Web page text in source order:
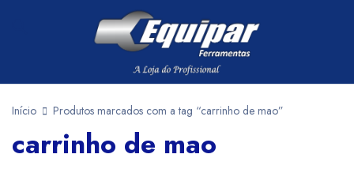
Início Produtos marcados com a tag “carrinho de mao”
carrinho de mao